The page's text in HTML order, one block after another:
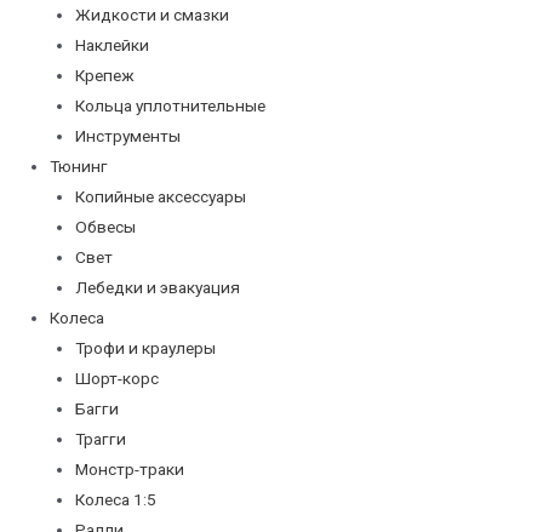
Жидкости и смазки
Наклейки
Крепеж
Кольца уплотнительные
Инструменты
Тюнинг
Копийные аксессуары
Обвесы
Свет
Лебедки и эвакуация
Колеса
Трофи и краулеры
Шорт-корс
Багги
Трагги
Монстр-траки
Колеса 1:5